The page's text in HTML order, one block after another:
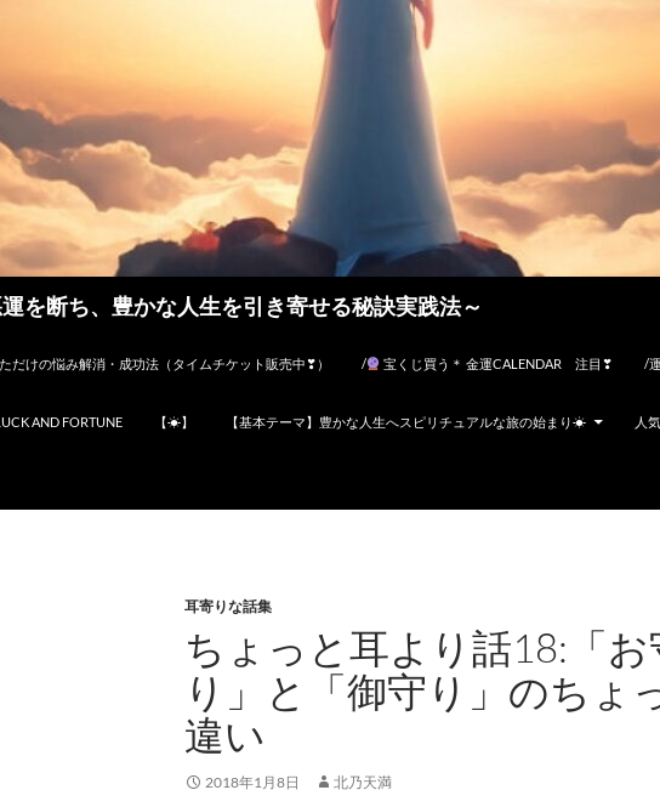
を断ち、豊かな人生を引き寄せる秘訣実践法～
だけの悩み解消・成功法（タイムチケット販売中❣） / 宝くじ買う＊ 金運CALENDAR 注目❣ /
AND FORTUNE 【☀】 【基本テーマ】豊かな人生へスピリチュアルな旅の始まり☀ 人
耳寄りな話集
ちょっと耳より話18:「お
り」と「御守り」のちょ
違い
2018年1月8日 北乃天満